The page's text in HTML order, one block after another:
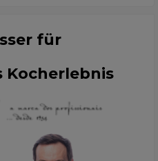
für
Kocherlebnis